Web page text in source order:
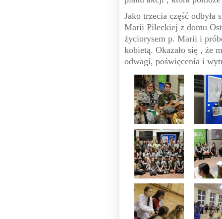
Jako trzecia część odbyła
Marii Pileckiej z domu
życiorysem p. Marii i
kobietą. Okazało się , że
odwagi, poświęcenia i